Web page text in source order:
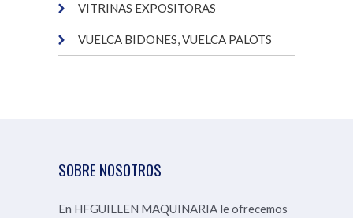
VITRINAS EXPOSITORAS
VUELCA BIDONES, VUELCA PALOTS
SOBRE NOSOTROS
En HFGUILLEN MAQUINARIA le ofrecemos